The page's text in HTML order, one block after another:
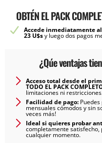
OBTÉN EL PACK
Accede inmediatamente
23 U$sy luego dos pagos
¿Qúe ventajas
Acceso total desde el
TODO EL PACK
limitaciones ni
Facilidad de pago:
mensuales cómodos y sin
veces más!
Ideal si quieres probar
completamente satisfecho,
cualquier momento.